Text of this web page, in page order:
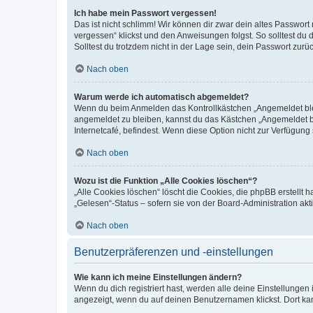
Ich habe mein Passwort vergessen!
Das ist nicht schlimm! Wir können dir zwar dein altes
vergessen“ klickst und den Anweisungen folgst. So solltest
Solltest du trotzdem nicht in der Lage sein, dein Passwort
Nach oben
Warum werde ich automatisch abgemeldet?
Wenn du beim Anmelden das Kontrollkästchen „Angemeldet
angemeldet zu bleiben, kannst du das Kästchen
Internetcafé, befindest. Wenn diese Option nicht zur
Nach oben
Wozu ist die Funktion „Alle Cookies löschen“?
„Alle Cookies löschen“ löscht die Cookies, die phpBB erstellt
„Gelesen“-Status – sofern sie von der Board-Administration
Nach oben
Benutzerpräferenzen und -einstellungen
Wie kann ich meine Einstellungen ändern?
Wenn du dich registriert hast, werden alle deine
angezeigt, wenn du auf deinen Benutzernamen klickst. Dort